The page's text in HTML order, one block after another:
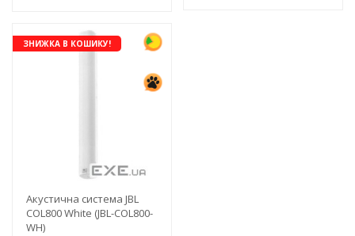
ЗНИЖКА В КОШИКУ!
Акустична система JBL
COL800 White (JBL-COL800-
WH)